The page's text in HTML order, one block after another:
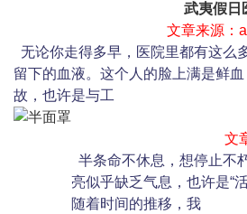
武夷假日
文章来源：
无论你走得多早，医院里都有这么
留下的血液。这个人的脸上满是鲜
故，也许是与工
文
半条命不休息，想停止不
亮似乎缺乏气息，也许是“
随着时间的推移，我